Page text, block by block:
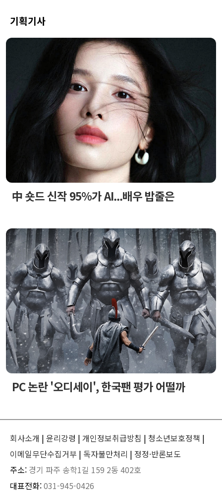
기획기사
中 숏드 신작 95%가 AI...배우 밥줄은
PC 논란 '오디세이', 한국팬 평가 어떨까
회사소개 | 윤리강령 | 개인정보취급방침 | 청소년보호정책 |
이메일무단수집거부 | 독자불만처리 | 정정·반론보도
주소: 경기 파주 송학1길 159 2동 402호
대표전화:031-945-0426